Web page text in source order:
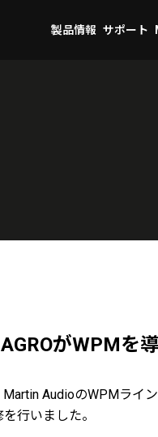
製品情報 サポート
がWPMを
AudioのWPMライ
行いました。